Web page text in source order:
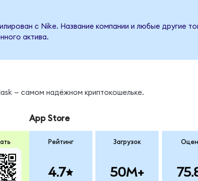
с Nike. Название компании и любые другие
актива.
— самом надёжном криптокошельке.
App Store
Рейтинг
4.7
Загрузок
50M+